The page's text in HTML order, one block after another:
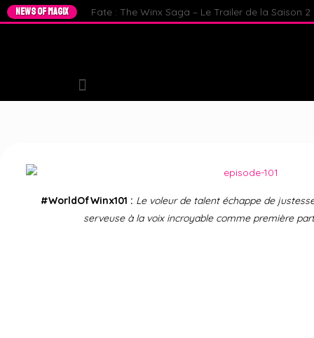
NEWS OF MAGIX Fate : The Winx Saga – Le Trailer de la Saison
#WorldOfWinx101 : Le voleur de talent échappe de
serveuse à la voix incroyable comme première